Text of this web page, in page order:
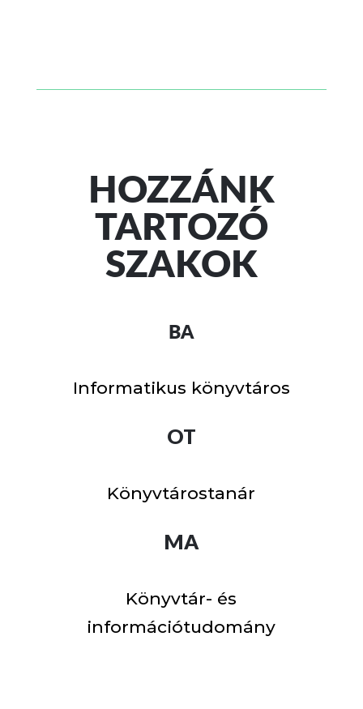
HOZZÁNK
TARTOZÓ
SZAKOK
BA
Informatikus könyvtáros
OT
Könyvtárostanár
MA
Könyvtár- és
információtudomány